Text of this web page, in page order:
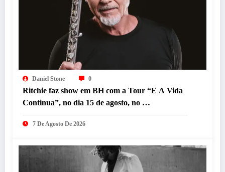
Daniel Stone 0
Ritchie faz show em BH com a Tour “E A Vida
Continua”, no dia 15 de agosto, no
Minascentro.
7 De Agosto De 2026